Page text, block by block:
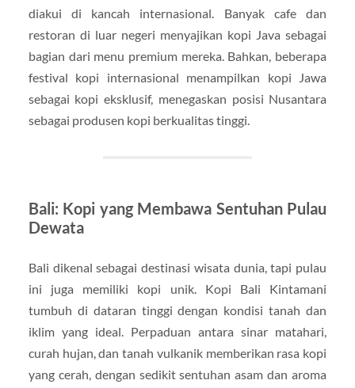
diakui di kancah internasional. Banyak cafe dan
restoran di luar negeri menyajikan kopi Java sebagai
bagian dari menu premium mereka. Bahkan, beberapa
festival kopi internasional menampilkan kopi Jawa
sebagai kopi eksklusif, menegaskan posisi Nusantara
sebagai produsen kopi berkualitas tinggi.
Bali: Kopi yang Membawa Sentuhan Pulau
Dewata
Bali dikenal sebagai destinasi wisata dunia, tapi pulau
ini juga memiliki kopi unik. Kopi Bali Kintamani
tumbuh di dataran tinggi dengan kondisi tanah dan
iklim yang ideal. Perpaduan antara sinar matahari,
curah hujan, dan tanah vulkanik memberikan rasa kopi
yang cerah, dengan sedikit sentuhan asam dan aroma